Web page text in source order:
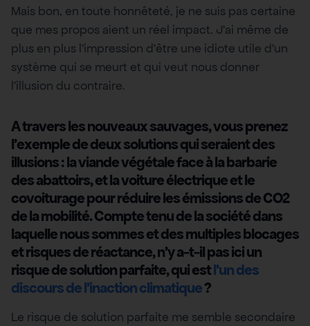
Mais bon, en toute honnêteté, je ne suis pas certaine
que mes propos aient un réel impact. J’ai même de
plus en plus l’impression d’être une idiote utile d’un
système qui se meurt et qui veut nous donner
l’illusion du contraire.
A travers les nouveaux sauvages, vous prenez
l’exemple de deux solutions qui seraient des
illusions : la viande végétale face à la barbarie
des abattoirs, et la voiture électrique et le
covoiturage pour réduire les émissions de CO2
de la mobilité. Compte tenu de la société dans
laquelle nous sommes et des multiples blocages
et risques de réactance, n’y a-t-il pas ici un
risque de solution parfaite, qui estl’un des
discours de l’inaction climatique?
Le risque de solution parfaite me semble secondaire